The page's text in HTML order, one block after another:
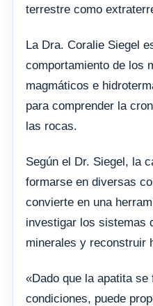
terrestre como
La Dra. Coralie Siegel
comportamiento de los
magmáticos e
para comprender la
las rocas.
Según el Dr. Siegel, la
formarse en diversas
convierte en una
investigar los sistemas
minerales y reconstruir
«Dado que la apatita
condiciones, puede